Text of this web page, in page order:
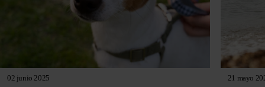
02 junio 2025 21 mayo